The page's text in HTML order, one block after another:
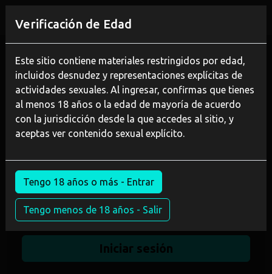
Verificación de Edad
Este sitio contiene materiales restringidos por edad,
incluidos desnudez y representaciones explícitas de
actividades sexuales. Al ingresar, confirmas que tienes
al menos 18 años o la edad de mayoría de acuerdo
con la jurisdicción desde la que accedes al sitio, y
aceptas ver contenido sexual explícito.
Tengo 18 años o más - Entrar
Tengo menos de 18 años - Salir
Acceso de miembros
Iniciar sesión connetwork.purevr.site
Contraseña
Recuérdame
Iniciar sesión